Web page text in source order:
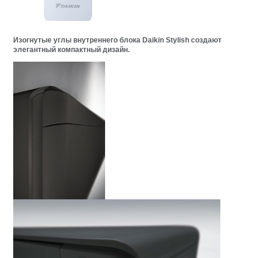
Изогнутые углы внутреннего блока Daikin Stylish создают
элегантный компактный дизайн.